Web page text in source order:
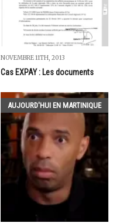
NOVEMBRE 11TH, 2013
Cas EXPAY : Les documents
AUJOURD'HUI EN MARTINIQUE